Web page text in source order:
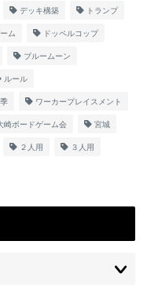
デッキ構築 トランプ
ム ドッペルコップ
ブルームーン
ルール
ワーカープレイスメント
崎ボードゲーム会 宮城
２人用 ３人用